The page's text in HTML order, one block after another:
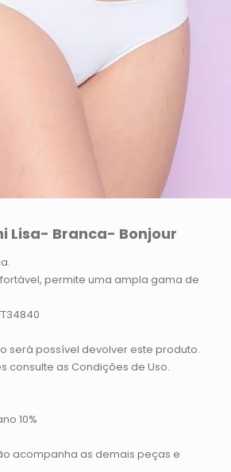
Lisa- Branca- Bonjour
permite uma ampla gama de
será possível devolver este produto.
consulte as Condições de Uso.
10%
acompanha as demais peças e